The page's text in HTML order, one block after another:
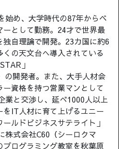
始め、大学時代の87年からベ
として勤務。24才で世界最
自理論で開発。23カ国に約6
の天文台へ導入されている
」
開発者。また、大手人材会
資格を持つ営業マンとして
業と交渉し、延べ1000人以上
をIT人材に育て上げるユニー
ルドビジネスサテライト」
株式会社C60（シーロクマ
ログラミング教室を秋葉原